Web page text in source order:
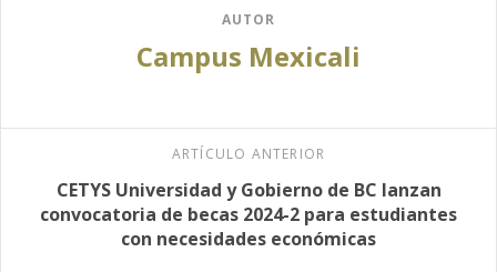
AUTOR
Campus Mexicali
ARTÍCULO ANTERIOR
CETYS Universidad y Gobierno de BC lanzan
convocatoria de becas 2024-2 para estudiantes
con necesidades económicas